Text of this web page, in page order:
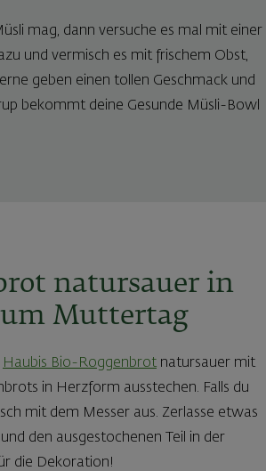
mag, dann versuche es mal mit einer
und vermisch es mit frischem Obst,
geben einen tollen Geschmack und
bekommt deine Gesunde Müsli-Bowl
natursauer in
Muttertag
Haubis Bio-Roggenbrot natursauer mit
in Herzform ausstechen. Falls du
mit dem Messer aus. Zerlasse etwas
den ausgestochenen Teil in der
die Dekoration!